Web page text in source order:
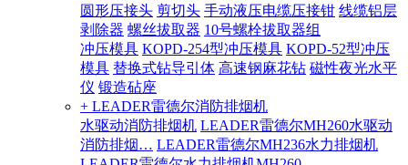
圆形压接头 剪切头 手动液压电缆压接钳 线缆铝层
剥除器 螺丝拔取器 10号螺栓拔取器组
冲压模具 KOPD-254型冲压模具 KOPD-52型冲压
模具 替换式钻导引体 高速钢麻花钻 磁性夜光水平
仪 锻造砧座
+ LEADER雷德尔消防排烟机
水驱动消防排烟机 LEADER雷德尔MH260水驱动
消防排烟… LEADER雷德尔MH236水力排烟机